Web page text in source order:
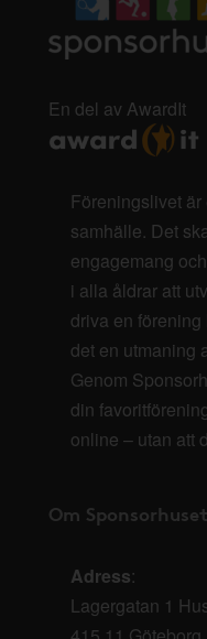
En del av AwardIt
Föreningslivet
samhälle. Det
engagemang
i alla åldrar att
driva en
det en utmaning
Genom
din
online – utan att
Om Sponsorhuset
Adress:
Lagergatan 1